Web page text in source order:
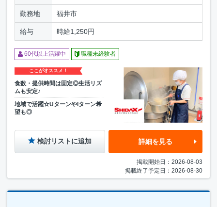
勤務地 福井市
給与 時給1,250円
60代以上活躍中 職種未経験者
ここがオススメ！
食数・提供時間は固定◎生活リズ
ムも安定♪
地域で活躍☆UターンやIターン希
望も◎
検討リストに追加 詳細を見る
掲載開始日：2026-08-03
掲載終了予定日：2026-08-30